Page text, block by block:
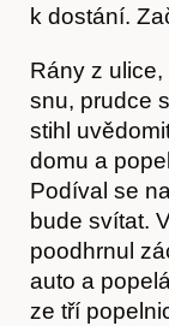
k dostání.
Rány z
snu, prudce
stihl
domu a
Podíval se
bude svítat.
poodhrnul
auto a
ze tří